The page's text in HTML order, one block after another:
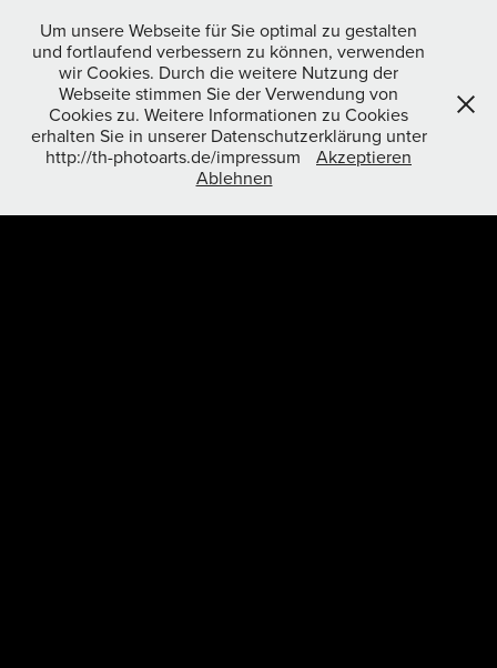
ich unter Strom.
Für die Technikverliebten: 3,8 Liter Hubraum, 6 Zylinder Bi-Turbo,
700PS, 0-100 km/h in 2,7 Sekunden, 0-200km/h in 8 Sekunden,
342km/h Vmax. AMEN!
Reportage
Um unsere Webseite für Sie optimal zu gestalten
und fortlaufend verbessern zu können, verwenden
wir Cookies. Durch die weitere Nutzung der
Webseite stimmen Sie der Verwendung von
Cookies zu. Weitere Informationen zu Cookies
erhalten Sie in unserer Datenschutzerklärung unter
http://th-photoarts.de/impressum
Akzeptieren
Ablehnen